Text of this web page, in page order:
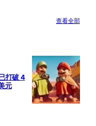
查看全部
打破 4
元